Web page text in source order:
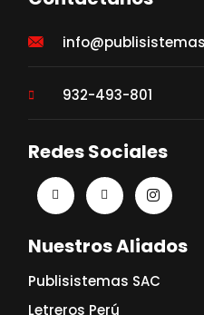
932-493-801
Redes Sociales
Nuestros Aliados
Publisistemas SAC
Letreros Perú